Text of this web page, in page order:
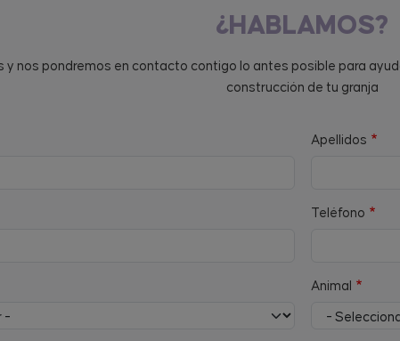
¿HABLAMOS?
y nos pondremos en contacto contigo lo antes posible para
construcción de tu granja
Apellidos
Teléfono
Animal